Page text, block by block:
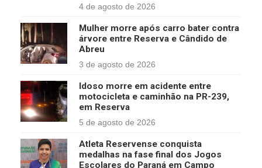
4 de agosto de 2026
Mulher morre após carro bater contra
árvore entre Reserva e Cândido de
Abreu
3 de agosto de 2026
Idoso morre em acidente entre
motocicleta e caminhão na PR-239,
em Reserva
5 de agosto de 2026
Atleta Reservense conquista
medalhas na fase final dos Jogos
Escolares do Paraná em Campo